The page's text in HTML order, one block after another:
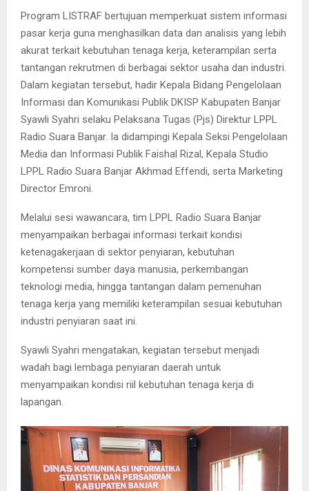
Program LISTRAF bertujuan memperkuat sistem informasi
pasar kerja guna menghasilkan data dan analisis yang lebih
akurat terkait kebutuhan tenaga kerja, keterampilan serta
tantangan rekrutmen di berbagai sektor usaha dan industri.
Dalam kegiatan tersebut, hadir Kepala Bidang Pengelolaan
Informasi dan Komunikasi Publik DKISP Kabupaten Banjar
Syawli Syahri selaku Pelaksana Tugas (Pjs) Direktur LPPL
Radio Suara Banjar. Ia didampingi Kepala Seksi Pengelolaan
Media dan Informasi Publik Faishal Rizal, Kepala Studio
LPPL Radio Suara Banjar Akhmad Effendi, serta Marketing
Director Emroni.
Melalui sesi wawancara, tim LPPL Radio Suara Banjar
menyampaikan berbagai informasi terkait kondisi
ketenagakerjaan di sektor penyiaran, kebutuhan
kompetensi sumber daya manusia, perkembangan
teknologi media, hingga tantangan dalam pemenuhan
tenaga kerja yang memiliki keterampilan sesuai kebutuhan
industri penyiaran saat ini.
Syawli Syahri mengatakan, kegiatan tersebut menjadi
wadah bagi lembaga penyiaran daerah untuk
menyampaikan kondisi riil kebutuhan tenaga kerja di
lapangan.